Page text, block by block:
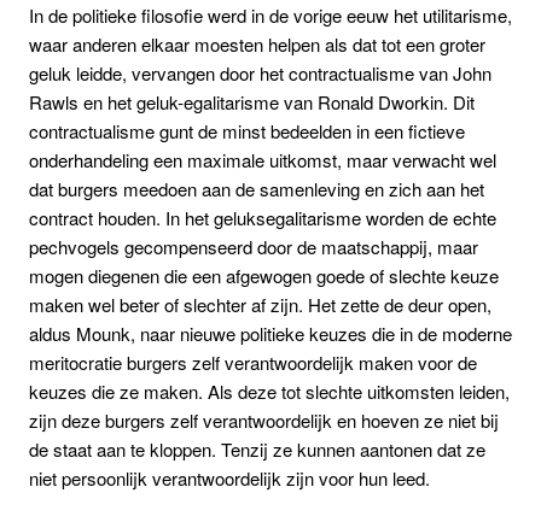
In de politieke filosofie werd in de vorige eeuw het utilitarisme,
waar anderen elkaar moesten helpen als dat tot een groter
geluk leidde, vervangen door het contractualisme van John
Rawls en het geluk-egalitarisme van Ronald Dworkin. Dit
contractualisme gunt de minst bedeelden in een fictieve
onderhandeling een maximale uitkomst, maar verwacht wel
dat burgers meedoen aan de samenleving en zich aan het
contract houden. In het geluksegalitarisme worden de echte
pechvogels gecompenseerd door de maatschappij, maar
mogen diegenen die een afgewogen goede of slechte keuze
maken wel beter of slechter af zijn. Het zette de deur open,
aldus Mounk, naar nieuwe politieke keuzes die in de moderne
meritocratie burgers zelf verantwoordelijk maken voor de
keuzes die ze maken. Als deze tot slechte uitkomsten leiden,
zijn deze burgers zelf verantwoordelijk en hoeven ze niet bij
de staat aan te kloppen. Tenzij ze kunnen aantonen dat ze
niet persoonlijk verantwoordelijk zijn voor hun leed.